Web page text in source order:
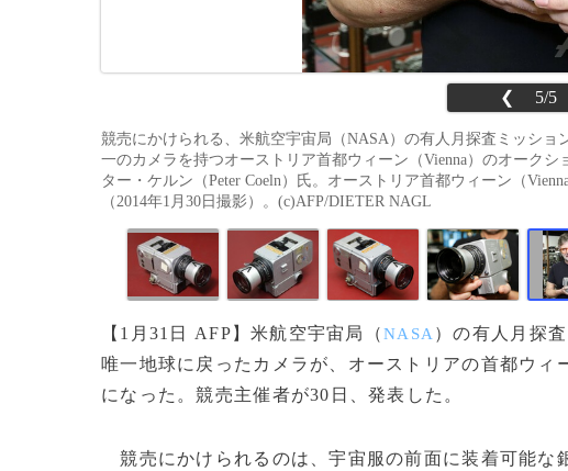
❮ 5/5
競売にかけられる、米航空宇宙局（NASA）の有人月探査ミッシ
一のカメラを持つオーストリア首都ウィーン（Vienna）のオーク
ター・ケルン（Peter Coeln）氏。オーストリア首都ウィーン（
（2014年1月30日撮影）。(c)AFP/DIETER NAGL
【1月31日 AFP】米航空宇宙局（NASA ）の有人月探
唯一地球に戻ったカメラが、オーストリアの首都ウィ
になった。競売主催者が30日、発表した。
競売にかけられるのは、宇宙服の前面に装着可能な